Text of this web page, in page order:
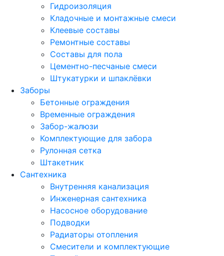
Гидроизоляция
Кладочные и монтажные смеси
Клеевые составы
Ремонтные составы
Составы для пола
Цементно-песчаные смеси
Штукатурки и шпаклёвки
Заборы
Бетонные ограждения
Временные ограждения
Забор-жалюзи
Комплектующие для забора
Рулонная сетка
Штакетник
Сантехника
Внутренняя канализация
Инженерная сантехника
Насосное оборудование
Подводки
Радиаторы отопления
Смесители и комплектующие